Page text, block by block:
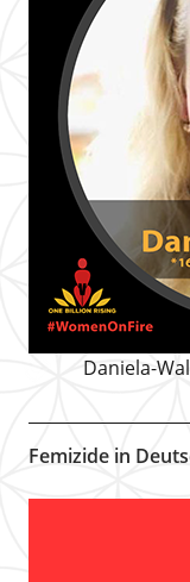
Daniela-
Femizide in